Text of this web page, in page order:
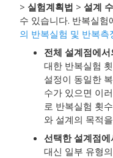
> 실험계획법 > 설계
수 있습니다. 반복실
의 반복실험 및 반복측
전체 설계점에
대한 반복실험
설정이 동일한
수가 있으면 이
로 반복실험 횟
와 설계의 목적
선택한 설계점
대신 일부 유형